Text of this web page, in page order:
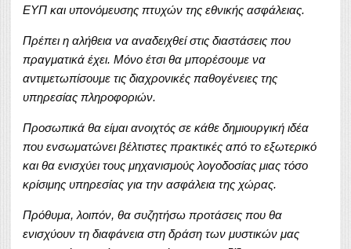
ΕΥΠ και υπονόμευσης πτυχών της εθνικής ασφάλειας.
Πρέπει η αλήθεια να αναδειχθεί στις διαστάσεις που
πραγματικά έχει. Μόνο έτσι θα μπορέσουμε να
αντιμετωπίσουμε τις διαχρονικές παθογένειες της
υπηρεσίας πληροφοριών.
Προσωπικά θα είμαι ανοιχτός σε κάθε δημιουργική ιδέα
που ενσωματώνει βέλτιστες πρακτικές από το εξωτερικό
και θα ενισχύει τους μηχανισμούς λογοδοσίας μιας τόσο
κρίσιμης υπηρεσίας για την ασφάλεια της χώρας.
Πρόθυμα, λοιπόν, θα συζητήσω προτάσεις που θα
ενισχύουν τη διαφάνεια στη δράση των μυστικών μας